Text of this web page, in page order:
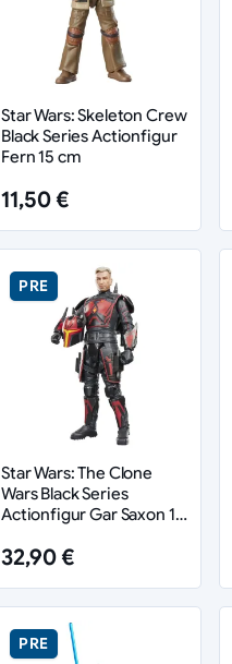
Star Wars: Skeleton Crew
Black Series Actionfigur
Fern 15 cm
11,50 €
PRE
Star Wars: The Clone
Wars Black Series
Actionfigur Gar Saxon 15
32,90 €
PRE